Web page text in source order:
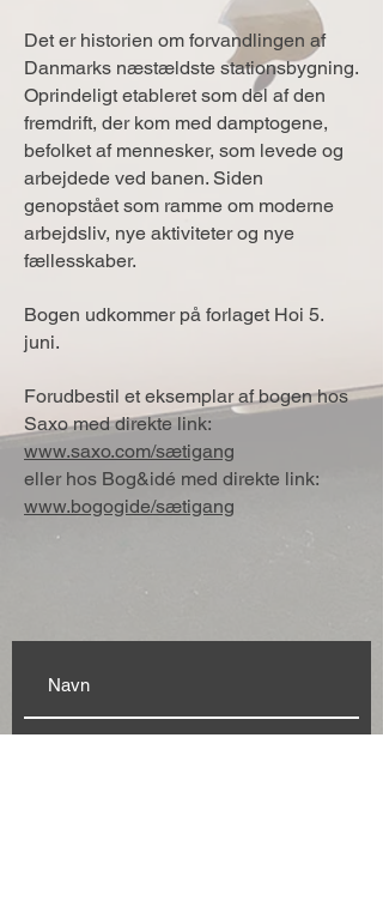
Det er historien om forvandlingen af
Danmarks næstældste stationsbygning.
Oprindeligt etableret som del af den
fremdrift, der kom med damptogene,
befolket af mennesker, som levede og
arbejdede ved banen. Siden
genopstået som ramme om moderne
arbejdsliv, nye aktiviteter og nye
fællesskaber.
Bogen udkommer på forlaget Hoi 5.
juni.
Forudbestil et eksemplar af bogen hos
Saxo med direkte link:
www.saxo.com/sætigang
eller hos Bog&idé med direkte link:
www.bogogide/sætigang